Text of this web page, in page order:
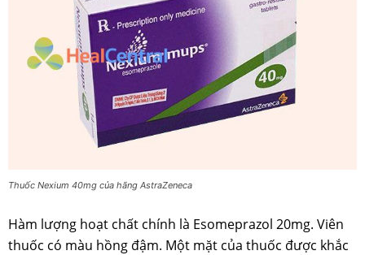
Thuốc Nexium 40mg của hãng AstraZeneca
Hàm lượng hoạt chất chính là Esomeprazol 20mg. Viên
thuốc có màu hồng đậm. Một mặt của thuốc được khắc